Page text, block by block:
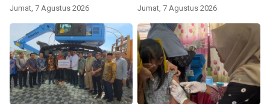
Jumat, 7 Agustus 2026 Jumat, 7 Agustus 2026